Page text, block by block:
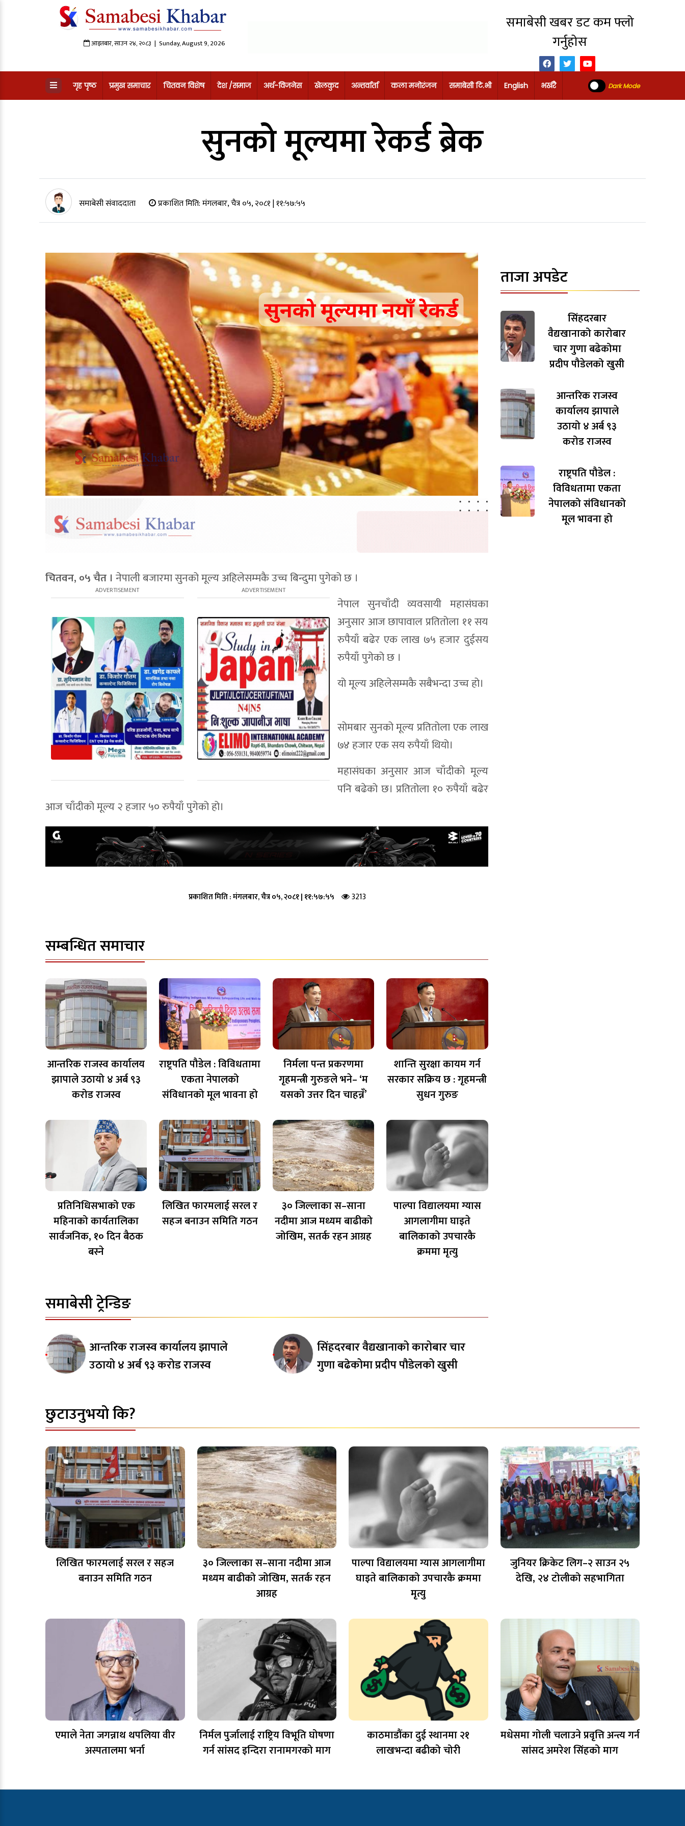
आइतबार,साउन२४,२०८३ | Sunday, August 9, 2026
समाबेसी खबर डट कम फ्लो
गर्नुहोस
गृह पृष्ठ प्रमुख समाचार चितवन विशेष देश /समाज अर्थ-विजनेस खेलकुद अन्तर्वार्ता कला मनोरंजन समाबेसी टि.भी English भर्खरै Dark Mode
सुनको मूल्यमा रेकर्ड ब्रेक
समाबेसी संवाददाता प्रकाशित मिति:मंगलबार, चैत्र ०५, २०८१| ११:५७:५५
चितवन, ०५ चैत । नेपाली बजारमा सुनको मूल्य अहिलेसम्मकै उच्च बिन्दुमा पुगेको छ ।
नेपाल सुनचाँदी व्यवसायी महासंघका
अनुसार आज छापावाल प्रतितोला ११ सय
रुपैयाँ बढेर एक लाख ७५ हजार दुईसय
रुपैयाँ पुगेको छ ।
यो मूल्य अहिलेसम्मकै सबैभन्दा उच्च हो।
सोमबार सुनको मूल्य प्रतितोला एक लाख
७४ हजार एक सय रुपैयाँ थियो।
महासंघका अनुसार आज चाँदीको मूल्य
पनि बढेको छ। प्रतितोला १० रुपैयाँ बढेर
आज चाँदीको मूल्य २ हजार ५० रुपैयाँ पुगेको हो।
प्रकाशित मिति :मंगलबार, चैत्र ०५, २०८१| ११:५७:५५ 3213
सम्बन्धित समाचार
आन्तरिक राजस्व कार्यालय
झापाले उठायो ४ अर्ब ९३
करोड राजस्व
राष्ट्रपति पौडेल : विविधतामा
एकता नेपालको
संविधानको मूल भावना हो
निर्मला पन्त प्रकरणमा
गृहमन्त्री गुरुङले भने– ‘म
यसको उत्तर दिन चाहन्नँ’
शान्ति सुरक्षा कायम गर्न
सरकार सक्रिय छ : गृहमन्त्री
सुधन गुरुङ
प्रतिनिधिसभाको एक
महिनाको कार्यतालिका
सार्वजनिक, १० दिन बैठक
बस्ने
लिखित फारमलाई सरल र
सहज बनाउन समिति गठन
३० जिल्लाका स–साना
नदीमा आज मध्यम बाढीको
जोखिम, सतर्क रहन आग्रह
पाल्पा विद्यालयमा ग्यास
आगलागीमा घाइते
बालिकाको उपचारकै
क्रममा मृत्यु
समाबेसी ट्रेन्डिङ
आन्तरिक राजस्व कार्यालय झापाले
उठायो ४ अर्ब ९३ करोड राजस्व
सिंहदरबार वैद्यखानाको कारोबार चार
गुणा बढेकोमा प्रदीप पौडेलको खुसी
ताजा अपडेट
सिंहदरबार
वैद्यखानाको कारोबार
चार गुणा बढेकोमा
प्रदीप पौडेलको खुसी
आन्तरिक राजस्व
कार्यालय झापाले
उठायो ४ अर्ब ९३
करोड राजस्व
राष्ट्रपति पौडेल :
विविधतामा एकता
नेपालको संविधानको
मूल भावना हो
छुटाउनुभयो कि?
लिखित फारमलाई सरल र सहज
बनाउन समिति गठन
३० जिल्लाका स–साना नदीमा आज
मध्यम बाढीको जोखिम, सतर्क रहन
आग्रह
पाल्पा विद्यालयमा ग्यास आगलागीमा
घाइते बालिकाको उपचारकै क्रममा
मृत्यु
जुनियर क्रिकेट लिग–२ साउन २५
देखि, २४ टोलीको सहभागिता
एमाले नेता जगन्नाथ थपलिया वीर
अस्पतालमा भर्ना
निर्मल पुर्जालाई राष्ट्रिय विभूति घोषणा
गर्न सांसद इन्दिरा रानामगरको माग
काठमाडौंका दुई स्थानमा २१
लाखभन्दा बढीको चोरी
मधेसमा गोली चलाउने प्रवृत्ति अन्त्य गर्न
सांसद अमरेश सिंहको माग